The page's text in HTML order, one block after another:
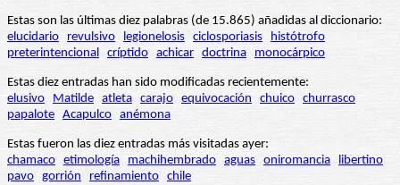
Estas son las últimas diez palabras (de 15.865) añadidas al diccionario:
elucidario
revulsivo legionelosis ciclosporiasis
histótrofo
preterintencional críptido achicar doctrina monocárpico
Estas diez entradas han sido modificadas recientemente:
elusivo
Matilde atleta carajo equivocación chuico churrasco
papalote Acapulco anémona
Estas fueron las diez entradas más visitadas ayer:
chamaco etimología machihembrado aguas oniromancia
libertino
pavo gorrión refinamiento chile